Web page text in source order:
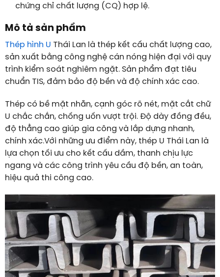
chứng chỉ chất lượng ( CQ) hợp lệ.
Mô tả sản phẩm
Thép hình U Thái Lan là thép kết cấu chất lượng cao,
sản xuất bằng công nghệ cán nóng hiện đại với quy
trình kiểm soát nghiêm ngặt. Sản phẩm đạt tiêu
chuẩn TIS, đảm bảo độ bền và độ chính xác cao.
Thép có bề mặt nhẵn, cạnh góc rõ nét, mặt cắt chữ
U chắc chắn, chống uốn vượt trội. Độ dày đồng đều,
độ thẳng cao giúp gia công và lắp dựng nhanh,
chính xác.Với những ưu điểm này, thép U Thái Lan là
lựa chọn tối ưu cho kết cấu dầm, thanh chịu lực
ngang và các công trình yêu cầu độ bền, an toàn,
hiệu quả thi công cao.